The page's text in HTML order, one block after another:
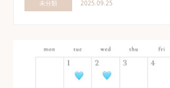
未分類 2025.09.25